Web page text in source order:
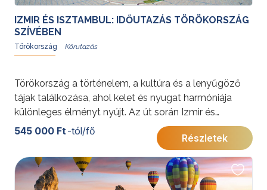
IZMIR ÉS ISZTAMBUL: IDŐUTAZÁS TÖRÖKORSZÁG
SZÍVÉBEN
Törökország
Törökország a történelem, a kultúra és a lenyűgöző
tájak találkozása, ahol kelet és nyugat harmóniája
különleges élményt nyújt. Az út során Izmir és
Epheszosz ókori emlékeitől egészen Isztambul
világvárosi hangulatáig fedezhetik fel az ország
sokszínűségét.
További érdekességekért Törökországról kattintson
ide
545 000 Ft -tól/fő
Részletek